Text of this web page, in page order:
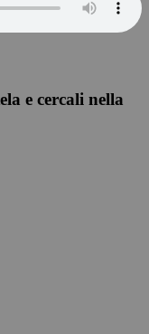
e cercali nella